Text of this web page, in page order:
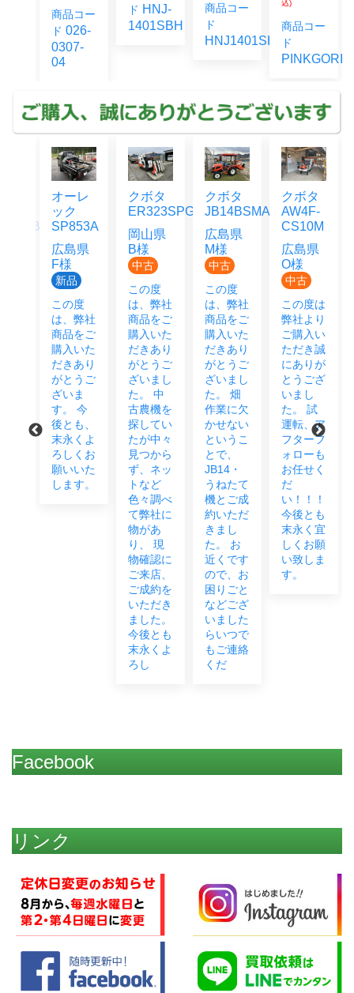
商品コー
ド 026-
0307-
04
ド HNJ-
1401SBH
商品コー
ド
HNJ1401SH_1
込)
商品コー
ド
オーレ
ック
SP853A
広島県
F様
新品
この度
は、弊社
商品をご
購入いた
だきあり
がとうご
ざいま
す。 今
後とも、
末永くよ
ろしくお
願いいた
します。
クボタ
ER323SPGMW
岡山県
B様
中古
この度
は、弊社
商品をご
購入いた
だきあり
がとうご
ざいまし
た。 中
古農機を
探してい
たが中々
見つから
ず、ネッ
トなど
色々調べ
て弊社に
物があ
り、 現
物確認に
ご来店、
ご成約を
いただき
ました。
今後とも
末永くよ
ろし
クボタ
JB14BSMAGRS12J
広島県
M様
中古
この度
は、弊社
商品をご
購入いた
だきあり
がとうご
ざいまし
た。 畑
作業に欠
かせない
というこ
とで、
JB14・
うねたて
機とご成
約いただ
きまし
た。 お
近くです
ので、お
困りごと
などござ
いました
らいつで
もご連絡
くだ
クボタ
AW4F-
CS10M
広島県
O様
中古
この度は
弊社より
ご購入い
ただき誠
にありが
とうござ
いまし
た。 試
運転、ア
フターフ
ォローも
お任せく
だ
い！！！
今後とも
末永く宜
しくお願
い致しま
す。
Facebook
リンク